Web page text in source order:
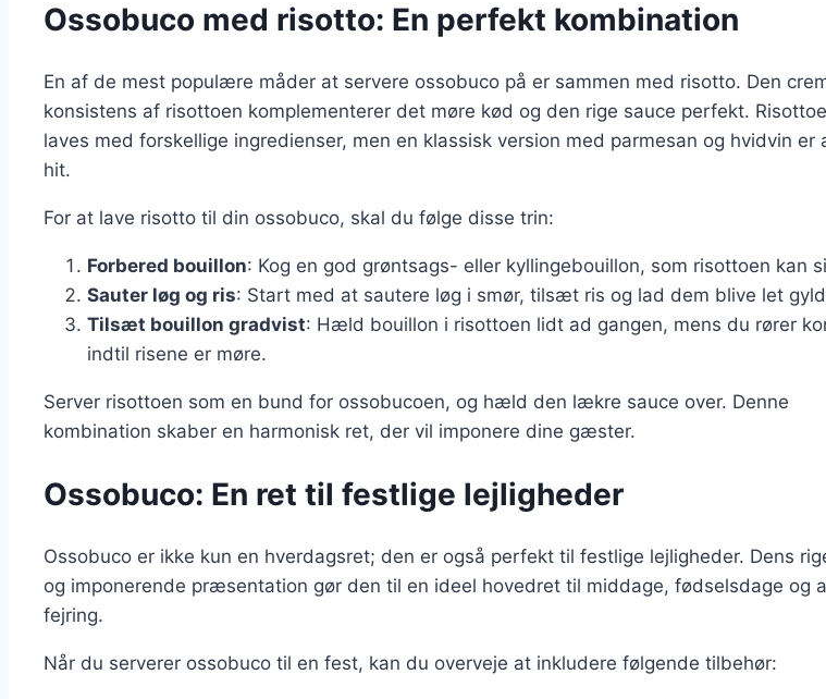
Ossobuco med risotto: En perfekt kombination
En af de mest populære måder at servere ossobuco på er sammen med risotto. Den
konsistens af risottoen komplementerer det møre kød og den rige sauce perfekt.
laves med forskellige ingredienser, men en klassisk version med parmesan og hvidvin er
hit.
For at lave risotto til din ossobuco, skal du følge disse trin:
Forbered bouillon: Kog en god grøntsags- eller kyllingebouillon, som risottoen kan
Sauter løg og ris: Start med at sautere løg i smør, tilsæt ris og lad dem blive let
Tilsæt bouillon gradvist: Hæld bouillon i risottoen lidt ad gangen, mens du rører
indtil risene er møre.
Server risottoen som en bund for ossobucoen, og hæld den lækre sauce over. Denne
kombination skaber en harmonisk ret, der vil imponere dine gæster.
Ossobuco: En ret til festlige lejligheder
Ossobuco er ikke kun en hverdagsret; den er også perfekt til festlige lejligheder. Dens
og imponerende præsentation gør den til en ideel hovedret til middage, fødselsdage og
fejring.
Når du serverer ossobuco til en fest, kan du overveje at inkludere følgende tilbehør: